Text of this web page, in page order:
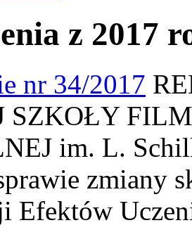
z 2017
nr 34/2017
SZKOŁY
im. L.
zmiany
Efektów